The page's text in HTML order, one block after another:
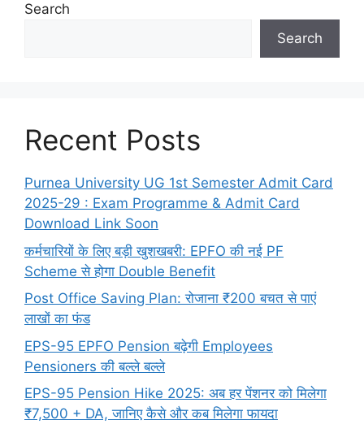
Search
Search
Recent Posts
Purnea University UG 1st Semester Admit Card
2025-29 : Exam Programme & Admit Card
Download Link Soon
कर्मचारियों के लिए बड़ी खुशखबरी: EPFO की नई PF
Scheme से होगा Double Benefit
Post Office Saving Plan: रोजाना ₹200 बचत से पाएं
लाखों का फंड
EPS-95 EPFO Pension बढ़ेगी Employees
Pensioners की बल्ले बल्ले
EPS-95 Pension Hike 2025: अब हर पेंशनर को मिलेगा
₹7,500 + DA, जानिए कैसे और कब मिलेगा फायदा